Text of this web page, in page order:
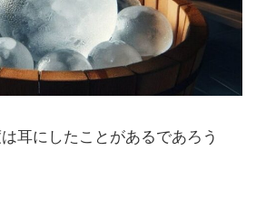
耳にしたことがあるであろう